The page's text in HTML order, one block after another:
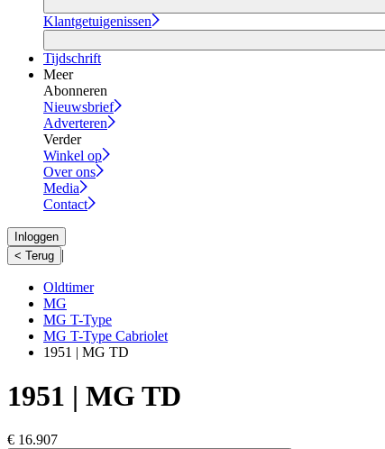
Klantgetuigenissen
Tijdschrift
Meer
Abonneren
Nieuwsbrief
Adverteren
Verder
Winkel op
Over ons
Media
Contact
Inloggen
< Terug |
Oldtimer
MG
MG T-Type
MG T-Type Cabriolet
1951 | MG TD
1951 | MG TD
€ 16.907